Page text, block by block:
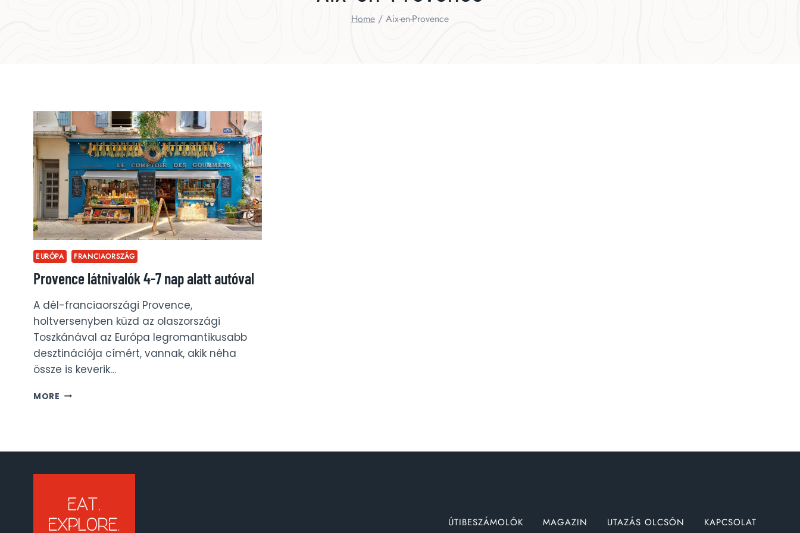
Home / Aix-en-Provence
EURÓPA FRANCIAORSZÁG
Provence látnivalók 4-7 nap alatt autóval
A dél-franciaországi Provence,
holtversenyben küzd az olaszországi
Toszkánával az Európa legromantikusabb
desztinációja címért, vannak, akik néha
össze is keverik…
MORE PROVENCE
ÚTIBESZÁMOLÓK MAGAZIN UTAZÁS OLCSÓN KAPCSOLAT